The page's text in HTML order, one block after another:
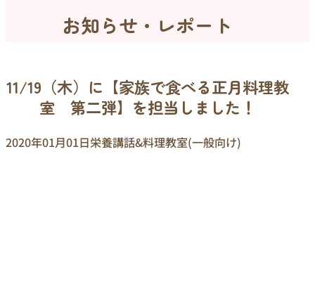
お知らせ・レポート
11/19（木）に【家族で食べる正月料理教
室 第二弾】を担当しました！
2020年01月01日栄養講話&料理教室(一般向け)